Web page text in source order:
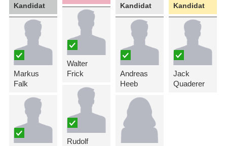
Kandidat
Markus
Falk
Walter
Frick
Rudolf
Kandidat
Andreas
Heeb
Kandidat
Jack
Quaderer